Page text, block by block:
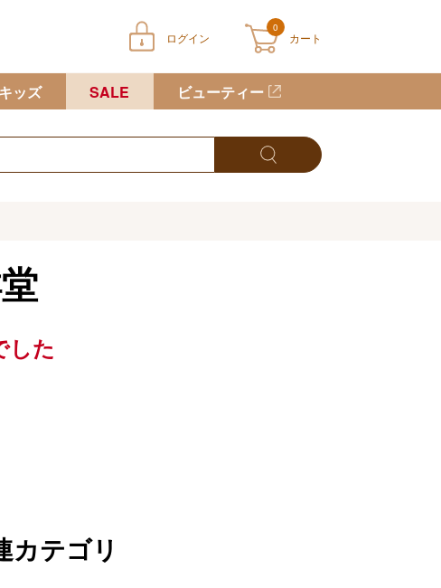
ログイン
0
カート
カートに商品が入っていません
ッズ SALE ビューティー
した
カテゴリ